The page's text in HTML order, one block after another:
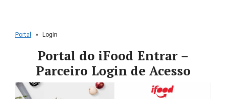
Portal » Login
Portal do iFood Entrar –
Parceiro Login de Acesso